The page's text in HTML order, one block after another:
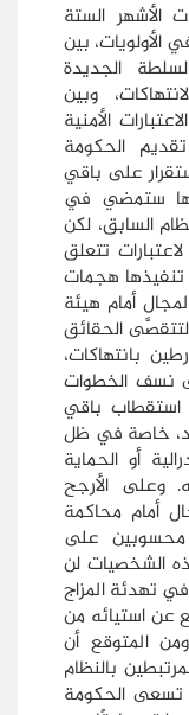
الأشهر الستة
الأولويات، بين
الجديدة
وبين
الأمنية
الحكومة
على باقي
أنها ستمضي في
السابق، لكن
تتعلق
تنفيذها هجمات
أمام هيئة
لتتقصَّى الحقائق
بانتهاكات،
نسف الخطوات
باقي
خاصة في ظل
أو الحماية
وعلى الأرجح
أمام محاكمة
محسوبين على
الشخصيات لن
تهدئة المزاج
عن استيائه من
ومن المتوقع أن
بالنظام
تسعى الحكومة